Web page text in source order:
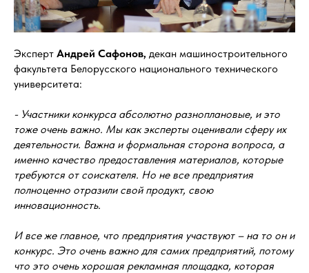
Эксперт Андрей Сафонов, декан машиностроительного
факультета Белорусского национального технического
университета:
- Участники конкурса абсолютно разноплановые, и это
тоже очень важно. Мы как эксперты оценивали сферу их
деятельности. Важна и формальная сторона вопроса, а
именно качество предоставления материалов, которые
требуются от соискателя. Но не все предприятия
полноценно отразили свой продукт, свою
инновационность.
И все же главное, что предприятия участвуют – на то он и
конкурс. Это очень важно для самих предприятий, потому
что это очень хорошая рекламная площадка, которая